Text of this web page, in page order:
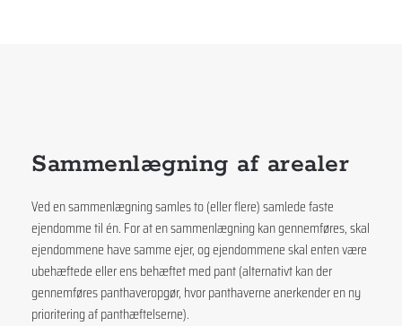
Sammenlægning af arealer
Ved en sammenlægning samles to (eller flere) samlede faste
ejendomme til én. For at en sammenlægning kan gennemføres, skal
ejendommene have samme ejer, og ejendommene skal enten være
ubehæftede eller ens behæftet med pant (alternativt kan der
gennemføres panthaveropgør, hvor panthaverne anerkender en ny
prioritering af panthæftelserne).